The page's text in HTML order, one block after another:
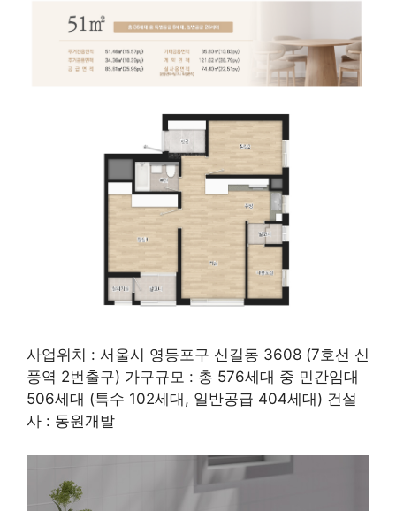
사업위치 : 서울시 영등포구 신길동 3608 (7호선 신
풍역 2번출구) 가구규모 : 총 576세대 중 민간임대
506세대 (특수 102세대, 일반공급 404세대) 건설
사 : 동원개발